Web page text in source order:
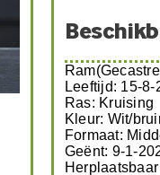
Leeftijd: 15-8-
Ras: Kruising
Kleur: Wit/
Formaat:
Geënt: 9-1-